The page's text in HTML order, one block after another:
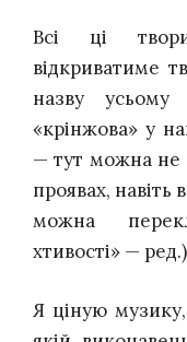
Всі ці
відкриватиме
назву усьому
«крінжова» у
— тут можна не
проявах, навіть
можна
хтивості» —
Я ціную